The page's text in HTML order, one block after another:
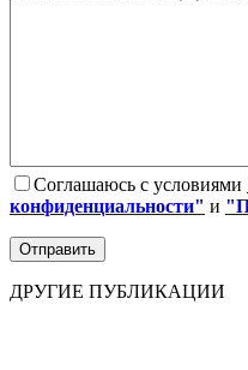
Соглашаюсь с условиями
конфиденциальности" и
ДРУГИЕ ПУБЛИКАЦИИ